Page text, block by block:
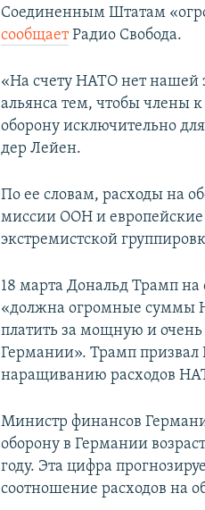
Соединенным Штатам
сообщаетРадио Свобода.
«На счету НАТО нет нашей
альянса тем, чтобы члены
оборону исключительно
дер Лейен.
По ее словам, расходы на
миссии ООН и европейские
экстремистской
18 марта Дональд Трамп на
«должна огромные суммы
платить за мощную и
Германии». Трамп призвал
наращиванию расходов
Министр финансов
оборону в Германии
году. Эта цифра
соотношение расходов на